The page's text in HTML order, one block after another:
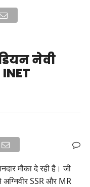
नेवी
मौका दे रही है। जी
अग्निवीर SSR और MR